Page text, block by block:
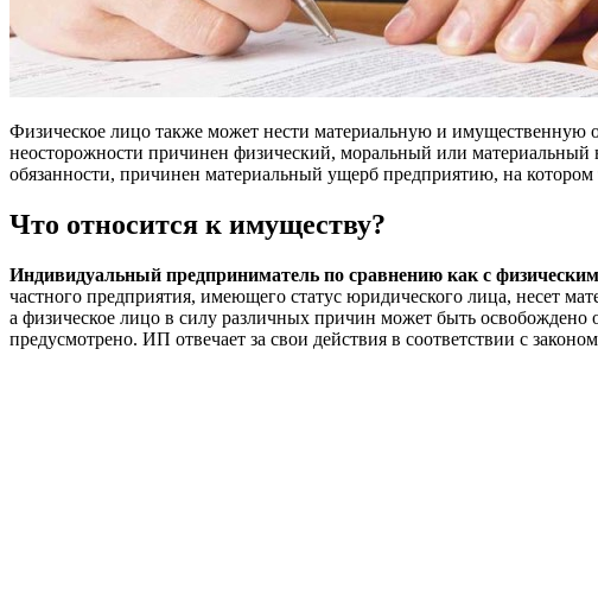
Физическое лицо также может нести материальную и имущественную
неосторожности причинен физический, моральный или
обязанности, причинен материальный ущерб предприятию, на
Что относится к имуществу?
Индивидуальный предприниматель по сравнению как с
частного предприятия, имеющего статус юридического лица, несет
а физическое лицо в силу различных причин может быть
предусмотрено. ИП отвечает за свои действия в соответствии с